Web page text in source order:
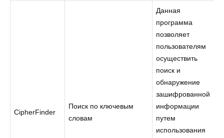
CipherFinder
Поиск по ключевым
словам
Данная
программа
позволяет
пользователям
осуществить
поиск и
обнаружение
зашифрованной
информации
путем
использования